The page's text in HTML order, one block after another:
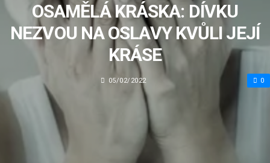
OSAMĚLÁ KRÁSKA: DÍVKU
NEZVOU NA OSLAVY KVŮLI JEJÍ
KRÁSE
05/02/2022 0